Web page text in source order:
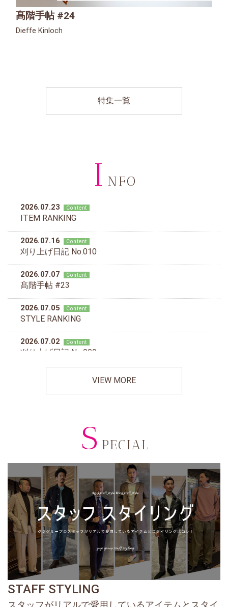
髙階手帖 #24
Dieffe Kinloch
特集一覧
I NFO
VIEW MORE
S PECIAL
STAFF STYLING
スタッフがリアルで愛用しているアイテムとスタイ